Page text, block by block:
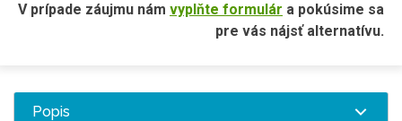
V prípade záujmu nám vyplňte formulár a pokúsime sa
pre vás nájsť alternatívu.
Popis